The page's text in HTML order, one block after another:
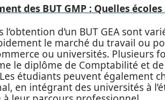
des BUT GMP : Quelles
l’obtention d’un BUT GEA sont
le marché du travail ou
ou universités. Plusieurs
le diplôme de Comptabilité et
étudiants peuvent également
en intégrant des universités à